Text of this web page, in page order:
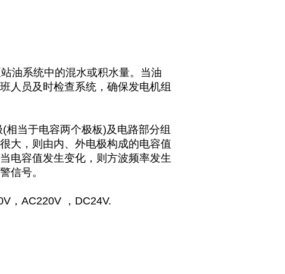
油系统中的混水或积水量。当油
人员及时检查系统，确保发电机组
当于电容两个极板)及电路部分组
大，则由内、外电极构成的电容值
电容值发生变化，则方波频率发生
信号。
，AC220V ，DC24V.